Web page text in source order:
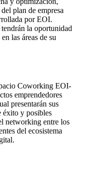
plan de empresa
por EOI.
la oportunidad
las áreas de su
Coworking EOI-
emprendedores
presentarán sus
éxito y posibles
networking entre los
del ecosistema